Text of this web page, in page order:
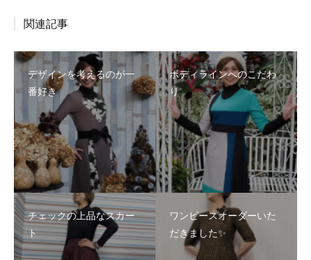
関連記事
デザインを考えるのが一
番好き
ボディラインへのこだわ
り
チェックの上品なスカー
ト
ワンピースオーダーいた
だきました✨